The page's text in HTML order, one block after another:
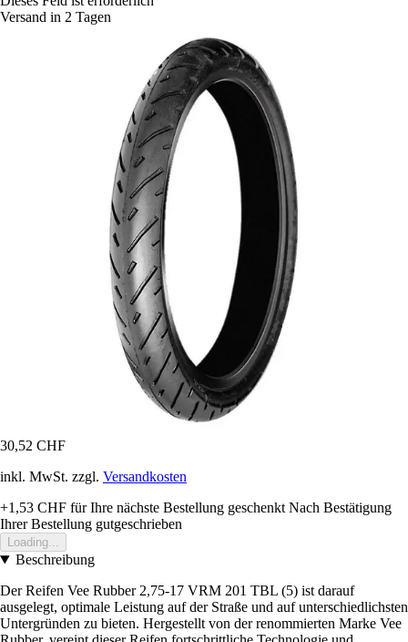
Versand in 2 Tagen
30,52 CHF
inkl. MwSt. zzgl. Versandkosten
+1,53 CHF für Ihre nächste Bestellung geschenkt Nach Bestätigung
Ihrer Bestellung gutgeschrieben
Loading...
Beschreibung
Der Reifen Vee Rubber 2,75-17 VRM 201 TBL (5) ist darauf
ausgelegt, optimale Leistung auf der Straße und auf unterschiedlichsten
Untergründen zu bieten. Hergestellt von der renommierten Marke Vee